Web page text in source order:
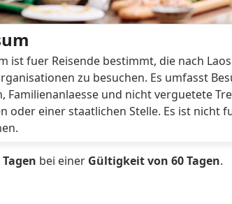
Paraguay
Peru
Qatar
Saint Lucia
Saint
Saudi Arabia
Serbia
ist fuer Reisende bestimmt, die nach
zu besuchen. Es umfasst
Familienanlaesse und nicht verguetete
oder einer staatlichen Stelle. Es ist nicht
bei einer Gültigkeit von 60 Tagen.